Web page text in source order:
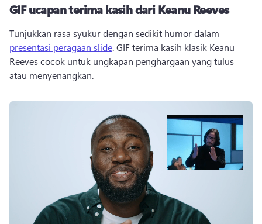
GIF ucapan terima kasih dari Keanu Reeves
Tunjukkan rasa syukur dengan sedikit humor dalam
presentasi peragaan slide. GIF terima kasih klasik Keanu
Reeves cocok untuk ungkapan penghargaan yang tulus
atau menyenangkan.